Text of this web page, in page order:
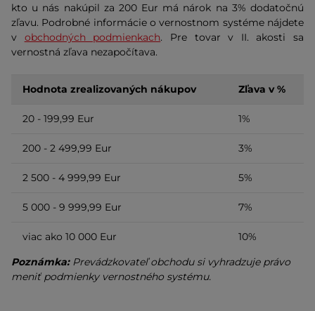
kto u nás nakúpil za 200 Eur má nárok na 3% dodatočnú
zľavu. Podrobné informácie o vernostnom systéme nájdete
v obchodných podmienkach. Pre tovar v II. akosti sa
vernostná zľava nezapočítava.
Hodnota zrealizovaných nákupov Zľava v %
20 - 199,99 Eur 1%
200 - 2 499,99 Eur 3%
2 500 - 4 999,99 Eur 5%
5 000 - 9 999,99 Eur 7%
viac ako 10 000 Eur
10%
Poznámka:Prevádzkovateľ obchodu si vyhradzuje právo
meniť podmienky vernostného systému.